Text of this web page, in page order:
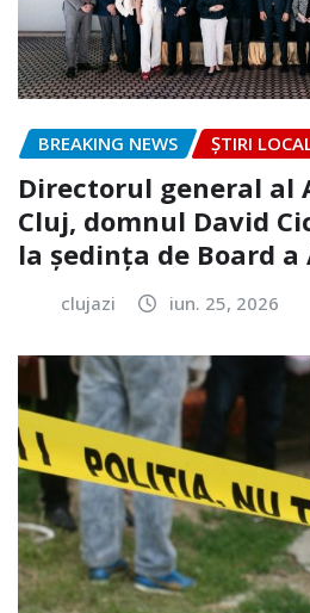
BREAKING NEWS ȘTIRI
Directorul general al
Cluj, domnul David
la ședința de Board a
clujazi iun. 25, 2026